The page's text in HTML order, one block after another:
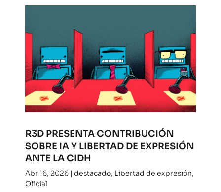
R3D PRESENTA CONTRIBUCIÓN
SOBRE IA Y LIBERTAD DE EXPRESIÓN
ANTE LA CIDH
Abr 16, 2026| destacado, Libertad de expresión,
Oficial